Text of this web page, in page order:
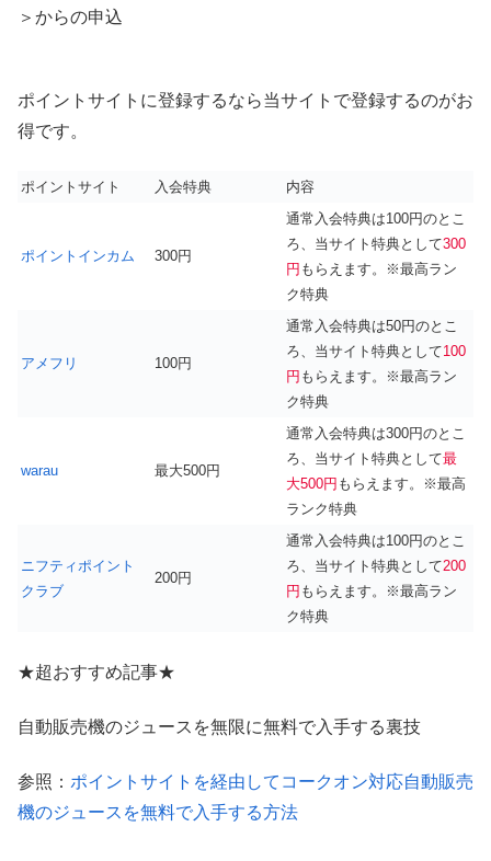
＞からの申込
ポイントサイトに登録するなら当サイトで登録するのがお
得です。
ポイントサイト 入会特典 内容
ポイントインカム 300円
通常入会特典は100円のとこ
ろ、当サイト特典として300
円 もらえます。※最高ラン
ク特典
アメフリ 100円
通常入会特典は50円のとこ
ろ、当サイト特典として100
円 もらえます。※最高ラン
ク特典
warau 最大500円
通常入会特典は300円のとこ
ろ、当サイト特典として最
大500円 もらえます。※最高
ランク特典
ニフティポイント
クラブ
200円
通常入会特典は100円のとこ
ろ、当サイト特典として200
円 もらえます。※最高ラン
ク特典
★超おすすめ記事★
自動販売機のジュースを無限に無料で入手する裏技
参照： ポイントサイトを経由してコークオン対応自動販売
機のジュースを無料で入手する方法